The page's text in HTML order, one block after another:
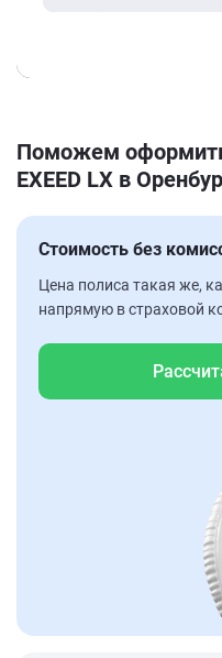
Поможем
EXEED LX в
Стоимость без
Цена полиса такая же,
напрямую в страховой